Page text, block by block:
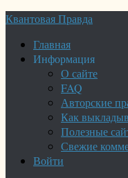
Квантовая Правда
Главная
Информация
О сайте
FAQ
Авторские
Как
Полезные
Свежие
Войти